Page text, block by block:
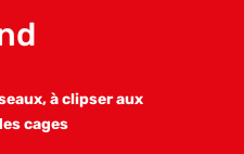
à clipser aux
cages